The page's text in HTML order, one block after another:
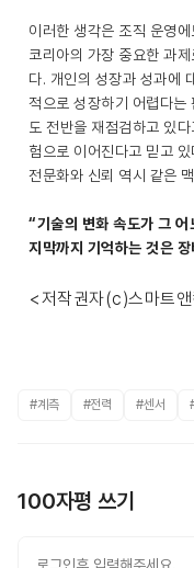
이러한 생각은 조직 운영
코리아의 가장 중요한 과
다. 개인의 성장과 성과에
적으로 성장하기 어렵다는
도 전반을 재점검하고 있
험으로 이어진다고 믿고
전문화와 신뢰 역시 같은
“기술의 변화 속도가 그
지막까지 기억하는 것은
<저작권자(c)스마트
#계측 #전력 #센서
100자평 쓰기